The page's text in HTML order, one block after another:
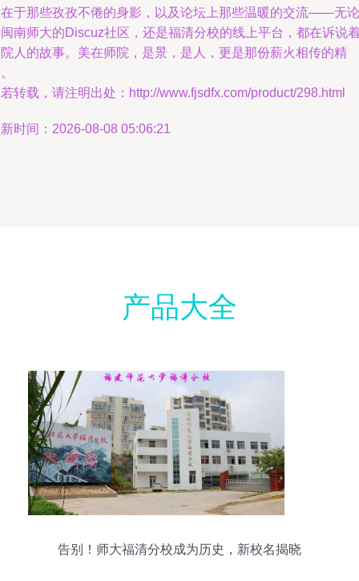
于那些孜孜不倦的身影，以及论坛上那些温暖的交流——无论
南师大的Discuz社区，还是福清分校的线上平台，都在诉说
人的故事。美在师院，是景，是人，更是那份薪火相传的精
转载，请注明出处：http://www.fjsdfx.com/product/298.html
时间：2026-08-08 05:06:21
产品大全
告别！师大福清分校成为历史，新校名揭晓